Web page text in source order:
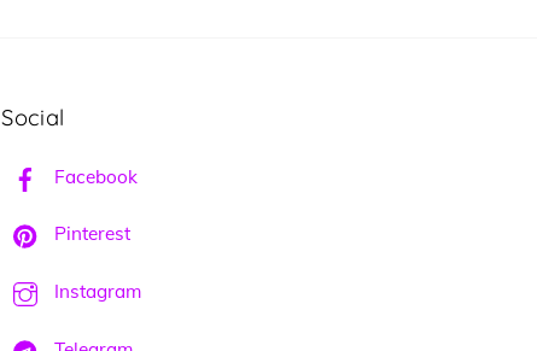
Social
Facebook
Pinterest
Instagram